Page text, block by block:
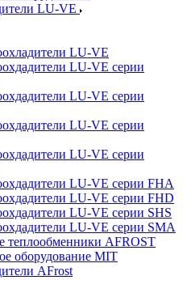
LU-VE
LU-VE
LU-VE серии
LU-VE серии
LU-VE серии
LU-VE серии
LU-VE серии FHA
LU-VE серии FHD
LU-VE серии SHS
LU-VE серии SMA
теплообменники AFROST
оборудование MIT
AFrost